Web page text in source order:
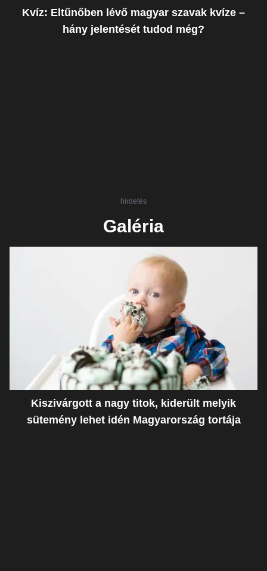
Kvíz: Eltűnőben lévő magyar szavak kvíze –
hány jelentését tudod még?
hirdetés
Galéria
Kiszivárgott a nagy titok, kiderült melyik
sütemény lehet idén Magyarország tortája